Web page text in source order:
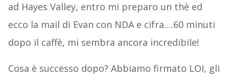
ad Hayes Valley, entro mi preparo un thè ed
ecco la mail di Evan con NDA e cifra….60 minuti
dopo il caffè, mi sembra ancora incredibile!
Cosa è successo dopo? Abbiamo firmato LOI, gli